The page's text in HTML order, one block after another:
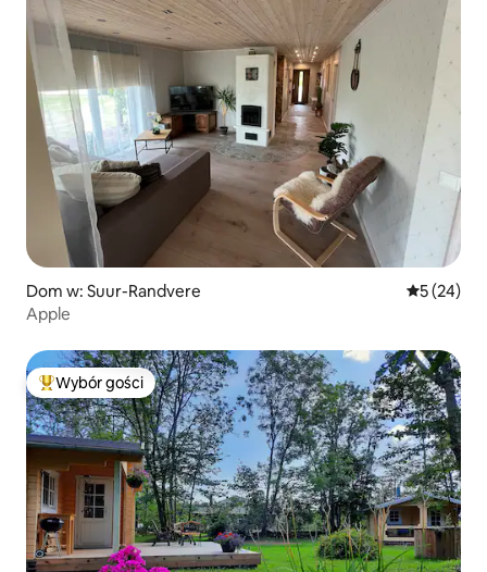
Dom w: Suur-Randvere Średnia
5 (24)
Apple
Najpopularniejsze z kategorii Wybór gości
Wybór gości